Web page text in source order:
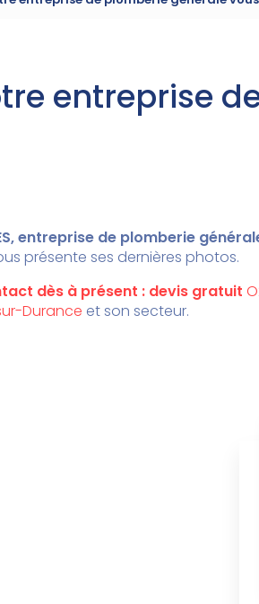
entreprise
entreprise de plomberie
présente ses dernières photos.
dès à présent : devis gratuit
Durance et son secteur.